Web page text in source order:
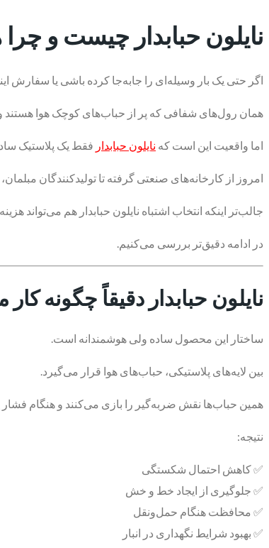
نایلون حبابدار چیست و
اگر حتی یک بار وسیله‌ای را جابه‌جا کرده باشی یا سفارش
همان رول‌های شفافی که پر از حباب‌های کوچک هوا هستند
اما واقعیت این است که نایلون حبابدار فقط یک پلاستیک
امروز از کارخانه‌های صنعتی گرفته تا تولیدکنندگان
جالب‌تر اینکه انتخاب اشتباه نایلون حبابدار هم می‌تواند
در ادامه دقیق‌تر بررسی می‌کنیم.
نایلون حبابدار دقیقاً چگونه
ساختار این محصول ساده ولی هوشمندانه است.
بین لایه‌های پلاستیکی، حباب‌های هوا قرار می‌گیرد.
همین حباب‌ها نقش ضربه‌گیر را بازی می‌کنند و هنگام
نتیجه:
✅ کاهش احتمال شکستگی
✅ جلوگیری از ایجاد خط و خش
✅ محافظت هنگام حمل‌ونقل
✅ بهبود شرایط نگهداری در انبار